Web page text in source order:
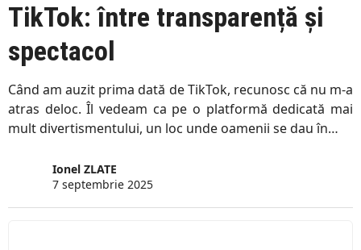
TikTok: între transparență și
spectacol
Când am auzit prima dată de TikTok, recunosc că nu m-a
atras deloc. Îl vedeam ca pe o platformă dedicată mai
mult divertismentului, un loc unde oamenii se dau în…
Ionel ZLATE
7 septembrie 2025